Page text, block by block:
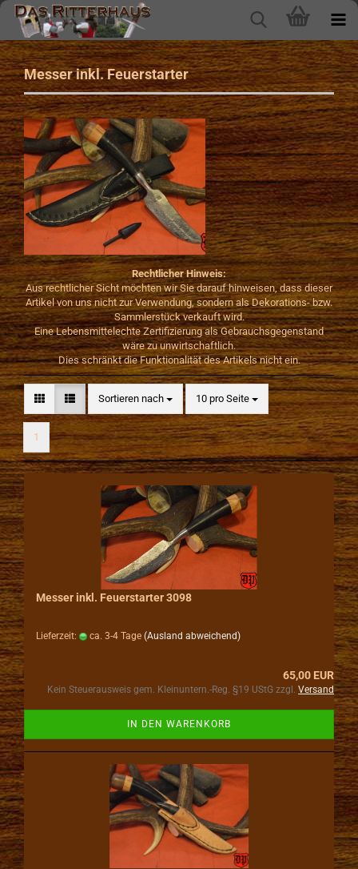
Messer inkl. Feuerstarter
Rechtlicher Hinweis:
Aus rechtlicher Sicht möchten wir Sie darauf hinweisen, dass dieser
Artikel von uns nicht zur Verwendung, sondern als Dekorations- bzw.
Sammlerstück verkauft wird.
Eine Lebensmittelechte Zertifizierung als Gebrauchsgegenstand
wäre zu unwirtschaftlich.
Dies schränkt die Funktionalität des Artikels nicht ein.
Sortieren nach
Sortieren nach 10 pro Seite
pro Seite
1
Messer inkl. Feuerstarter 3098
Lieferzeit: ca. 3-4 Tage (Ausland abweichend)
65,00 EUR
Kein Steuerausweis gem. Kleinuntern.-Reg. §19 UStG zzgl. Versand
IN DEN WARENKORB